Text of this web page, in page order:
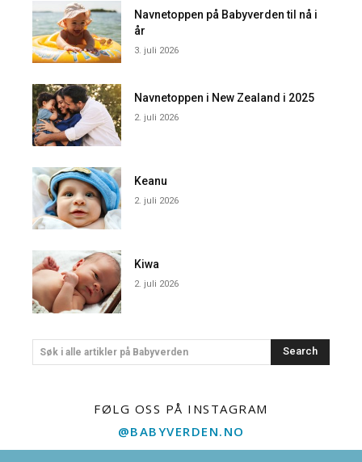
Navnetoppen på Babyverden til nå i
år
3. juli 2026
Navnetoppen i New Zealand i 2025
2. juli 2026
Keanu
2. juli 2026
Kiwa
2. juli 2026
Søk i alle artikler på Babyverden Search
FØLG OSS PÅ INSTAGRAM
@BABYVERDEN.NO